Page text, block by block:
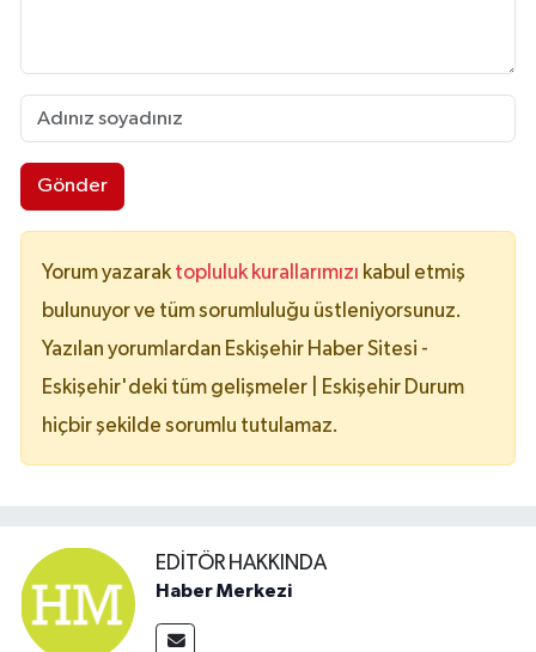
Gönder
Yorum yazaraktopluluk kurallarımızı kabul etmiş
bulunuyor ve tüm sorumluluğu üstleniyorsunuz.
Yazılan yorumlardan Eskişehir Haber Sitesi -
Eskişehir'deki tüm gelişmeler | Eskişehir Durum
hiçbir şekilde sorumlu tutulamaz.
EDITÖR HAKKINDA
Haber Merkezi